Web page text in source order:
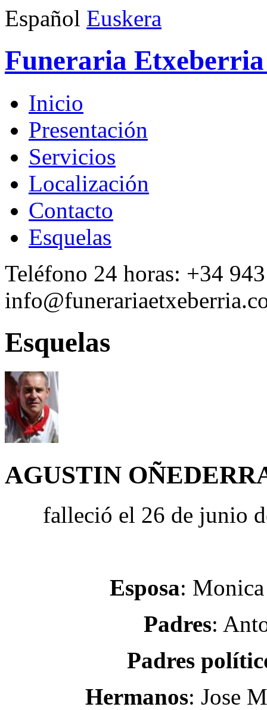
Español Euskera
Funeraria
Inicio
Presentación
Servicios
Localización
Contacto
Esquelas
Teléfono 24 horas: +34
Esquelas
AGUSTIN
falleció el 26 de junio
Esposa:
Padres:
Padres
Hermanos: Jose